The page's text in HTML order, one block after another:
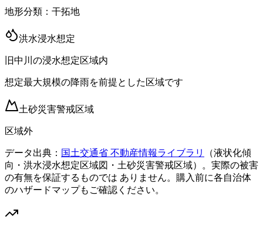
地形分類： 干拓地
洪水浸水想定
旧中川の浸水想定区域内
想定最大規模の降雨を前提とした区域です
土砂災害警戒区域
区域外
データ出典： 国土交通省 不動産情報ライブラリ
（液状化傾
向・洪水浸水想定区域図・土砂災害警戒区域）。実際の被害
の有無を保証するものでは ありません。購入前に各自治体
のハザードマップもご確認ください。